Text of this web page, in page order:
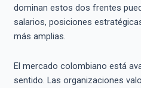
dominan estos dos frentes
salarios, posiciones
más amplias.
El mercado colombiano está
sentido. Las organizaciones